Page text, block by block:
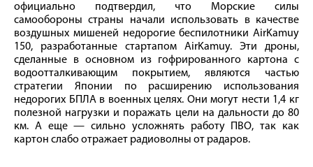
официально подтвердил, что Морские силы
самообороны страны начали использовать в качестве
воздушных мишеней недорогие беспилотники AirKamuy
150, разработанные стартапом AirKamuy. Эти дроны,
сделанные в основном из гофрированного картона с
водоотталкивающим покрытием, являются частью
стратегии Японии по расширению использования
недорогих БПЛА в военных целях. Они могут нести 1,4 кг
полезной нагрузки и поражать цели на дальности до 80
км. А еще — сильно усложнять работу ПВО, так как
картон слабо отражает радиоволны от радаров.